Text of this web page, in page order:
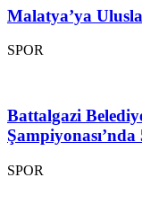
Malatya’ya
SPOR
Battalgazi
SPOR